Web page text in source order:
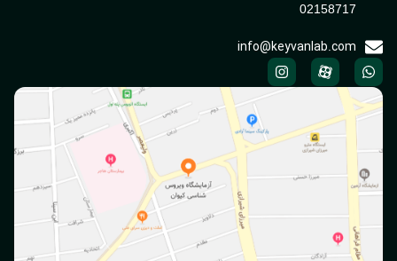
02158717
info@keyvanlab.com